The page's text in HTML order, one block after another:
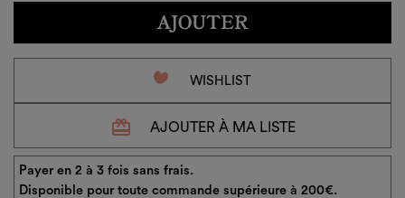
AJOUTER
favorite_border WISHLIST
redeem AJOUTER À MA LISTE
Payer en 2 à 3 fois sans frais.
Disponible pour toute commande supérieure à 200€.